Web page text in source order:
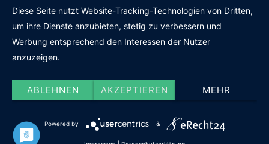
Diese Seite nutzt Website-Tracking-Technologien von Dritten,
um ihre Dienste anzubieten, stetig zu verbessern und
Werbung entsprechend den Interessen der Nutzer
anzuzeigen.
ABLEHNEN AKZEPTIEREN MEHR
Powered by &